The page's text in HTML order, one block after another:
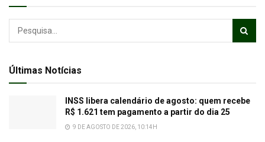
Últimas Notícias
INSS libera calendário de agosto: quem recebe
R$ 1.621 tem pagamento a partir do dia 25
9 DE AGOSTO DE 2026, 10:14H